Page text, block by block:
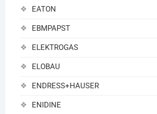
EATON
EBMPAPST
ELEKTROGAS
ELOBAU
ENDRESS+HAUSER
ENIDINE